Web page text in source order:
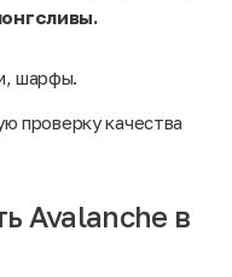
шарфы.
проверку качества
Avalanche в